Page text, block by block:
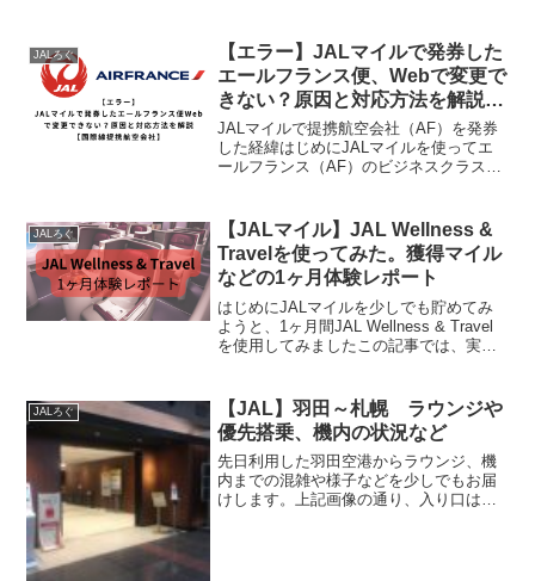
たり前になりました、マイルを活用でき
れば結構乗れます今回20...
JALろぐ
【エラー】JALマイルで発券した
エールフランス便、Webで変更で
きない？原因と対応方法を解説
【国際線提携航空会社】
JALマイルで提携航空会社（AF）を発券
した経緯はじめにJALマイルを使ってエ
ールフランス（AF）のビジネスクラス特
ました。通常であればJALのWebサイト
やアプリか...
JALろぐ
【JALマイル】JAL Wellness &
Travelを使ってみた。獲得マイル
などの1ヶ月体験レポート
はじめにJALマイルを少しでも貯めてみ
ようと、1ヶ月間JAL Wellness & Travel
を使用してみましたこの記事では、実際
月間の記録まずは結論ファーストとい...
JALろぐ
【JAL】羽田～札幌 ラウンジや
優先搭乗、機内の状況など
先日利用した羽田空港からラウンジ、機
内までの混雑や様子などを少しでもお届
けします。上記画像の通り、入り口は換